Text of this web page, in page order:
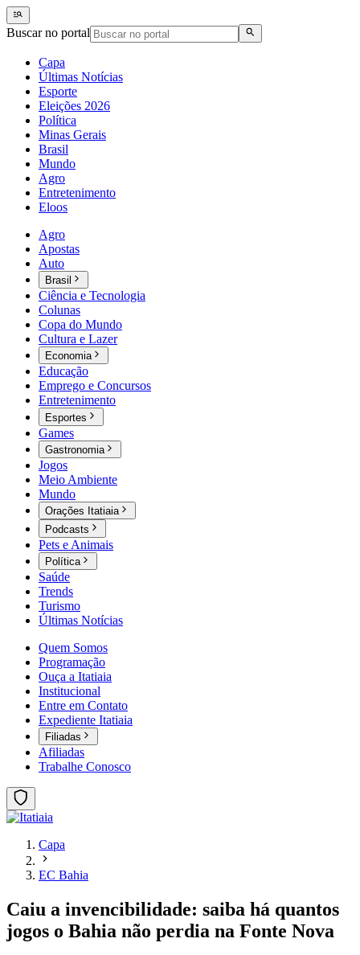
Buscar no portal
Capa
Últimas Notícias
Esporte
Eleições 2026
Política
Minas Gerais
Brasil
Mundo
Agro
Entretenimento
Eloos
Agro
Apostas
Auto
Brasil
Ciência e Tecnologia
Colunas
Copa do Mundo
Cultura e Lazer
Economia
Educação
Emprego e Concursos
Entretenimento
Esportes
Games
Gastronomia
Jogos
Meio Ambiente
Mundo
Orações Itatiaia
Podcasts
Pets e Animais
Política
Saúde
Trends
Turismo
Últimas Notícias
Quem Somos
Programação
Ouça a Itatiaia
Institucional
Entre em Contato
Expediente Itatiaia
Filiadas
Afiliadas
Trabalhe Conosco
Capa
EC Bahia
Caiu a invencibilidade: saiba há quantos
jogos o Bahia não perdia na Fonte Nova